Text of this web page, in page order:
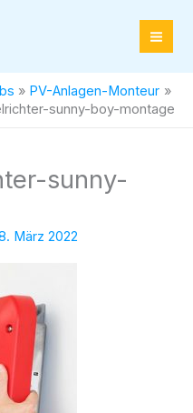
PV-Anlagen-Monteur
sunny-boy-montage
sunny-
März 2022